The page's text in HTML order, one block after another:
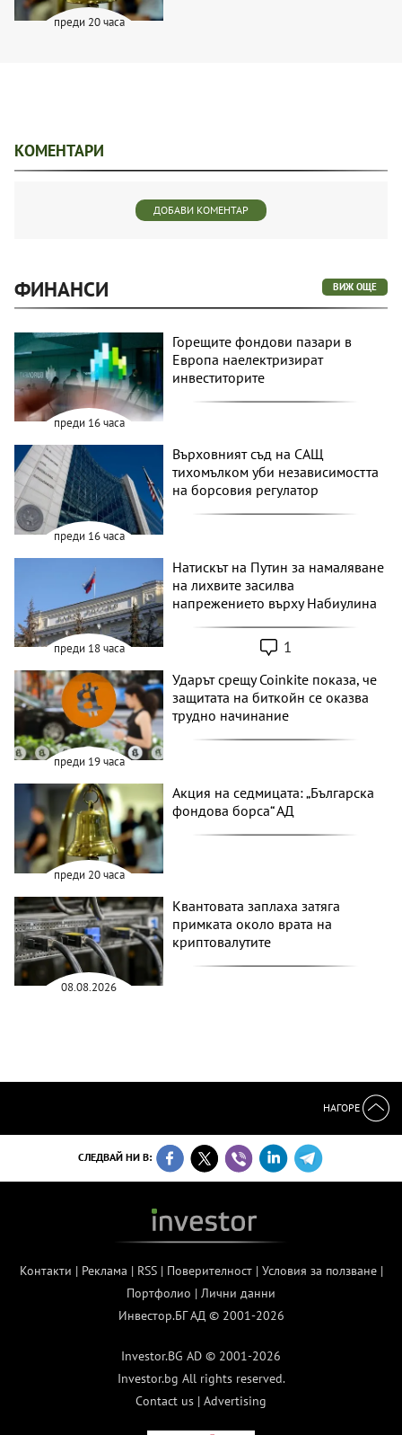
преди 20 часа
КОМЕНТАРИ
ДОБАВИ КОМЕНТАР
ФИНАНСИ ВИЖ ОЩЕ
преди 16 часа
Горещите фондови пазари в
Европа наелектризират
инвеститорите
преди 16 часа
Върховният съд на САЩ
тихомълком уби независимостта
на борсовия регулатор
преди 18 часа
Натискът на Путин за намаляване
на лихвите засилва
напрежението върху Набиулина
1
преди 19 часа
Ударът срещу Coinkite показа, че
защитата на биткойн се оказва
трудно начинание
преди 20 часа
Акция на седмицата: „Българска
фондова борса“ АД
08.08.2026
Квантовата заплаха затяга
примката около врата на
криптовалутите
НАГОРЕ
СЛЕДВАЙ НИ В:
Контакти | Реклама | RSS| Поверителност| Условия за ползване|
Портфолио | Лични данни
Инвестор.БГ АД © 2001-2026
Investor.BG AD © 2001-2026
Investor.bg All rights reserved.
Contact us | Advertising